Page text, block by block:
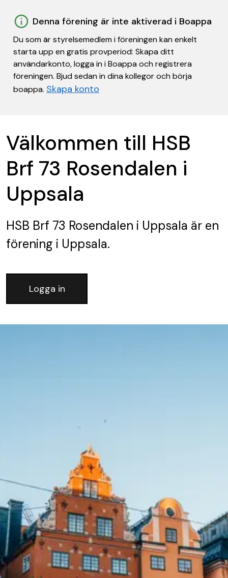
Denna förening är inte aktiverad i Boappa
Du som är styrelsemedlem i föreningen kan enkelt
starta upp en gratis provperiod: Skapa ditt
användarkonto, logga in i Boappa och registrera
föreningen. Bjud sedan in dina kollegor och börja
boappa. Skapa konto
Välkommen till HSB
Brf 73 Rosendalen i
Uppsala
HSB Brf 73 Rosendalen i Uppsala är en
förening i Uppsala.
Logga in